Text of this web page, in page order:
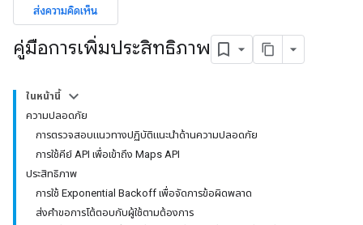
ส่งความคิดเห็น
คู่มือการเพิ่มประสิทธิภาพ
ในหน้านี้
ความปลอดภัย
การตรวจสอบแนวทางปฏิบัติแนะนำด้านความปลอดภัย
การใช้คีย์ API เพื่อเข้าถึง Maps API
ประสิทธิภาพ
การใช้ Exponential Backoff เพื่อจัดการข้อผิดพลาด
ส่งคำขอการโต้ตอบกับผู้ใช้ตามต้องการ